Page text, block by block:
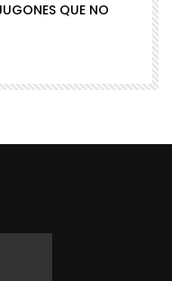
QUE NO